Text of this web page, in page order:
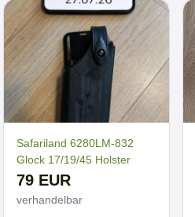
Safariland 6280LM-832
Glock 17/19/45 Holster
79 EUR
verhandelbar